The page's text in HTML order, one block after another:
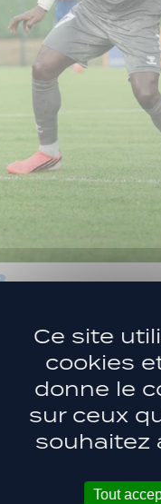
à Bourg-en-
(1-0)
Ce site
cookies
donne le
sur ceux
souhaitez
Tout